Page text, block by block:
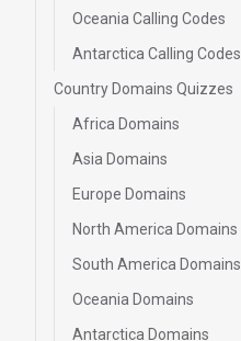
Oceania Calling Codes
Antarctica Calling Codes
Country Domains Quizzes
Africa Domains
Asia Domains
Europe Domains
North America Domains
South America Domains
Oceania Domains
Antarctica Domains